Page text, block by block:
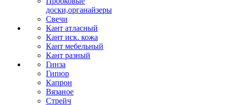
доски,органайзеры
Свечи
Кант атласный
Кант иск. кожа
Кант мебельный
Кант разный
Гинза
Гипюр
Капрон
Вязаное
Стрейч